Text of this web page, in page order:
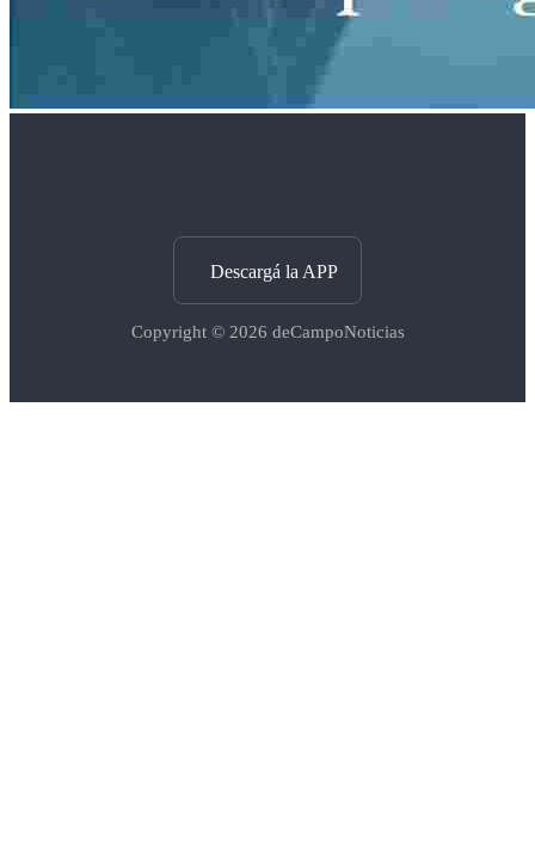
Descargá la APP
Copyright © 2026 deCampoNoticias